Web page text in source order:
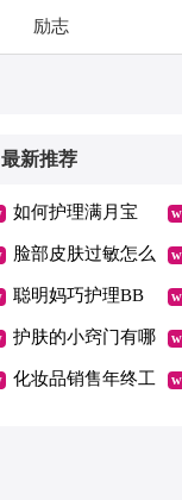
励志
最新推荐
如何护理满月宝
宝，新手妈妈们要
谨记以下要点
脸部皮肤过敏怎么
办
聪明妈巧护理BB
入园少生病
护肤的小窍门有哪
些
化妆品销售年终工